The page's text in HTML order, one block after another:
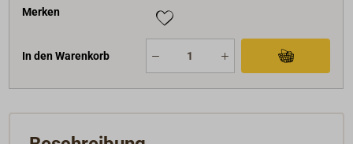
Merken
In den Warenkorb